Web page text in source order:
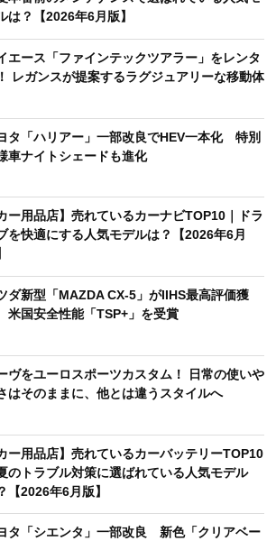
は？【2026年6月版】
エース「ファインテックツアラー」をレンタ
レガンスが提案するラグジュアリーな移動体
タ「ハリアー」一部改良でHEV一本化 特別
車ナイトシェードも進化
カー用品店】売れているカーナビTOP10｜ドラ
を快適にする人気モデルは？【2026年6月
ダ新型「MAZDA CX-5」がIIHS最高評価獲
国安全性能「TSP+」を受賞
ヴをユーロスポーツカスタム！ 日常の使いや
はそのままに、他とは違うスタイルへ
カー用品店】売れているカーバッテリーTOP10
のトラブル対策に選ばれている人気モデル
【2026年6月版】
タ「シエンタ」一部改良 新色「クリアベー